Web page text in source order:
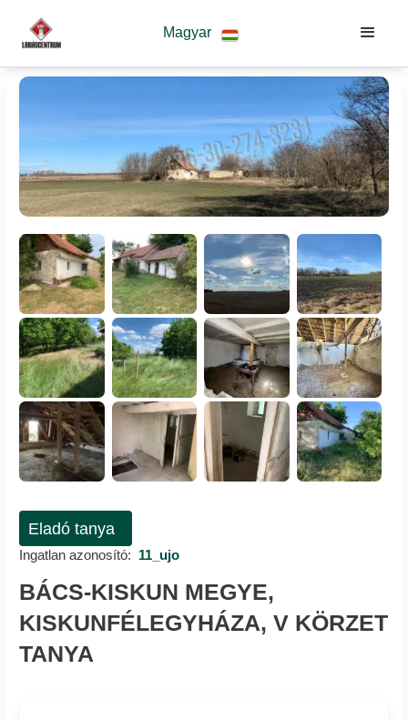
Magyar
Eladó tanya
Ingatlan azonosító: 11_ujo
BÁCS-KISKUN MEGYE,
KISKUNFÉLEGYHÁZA, V KÖRZET
TANYA